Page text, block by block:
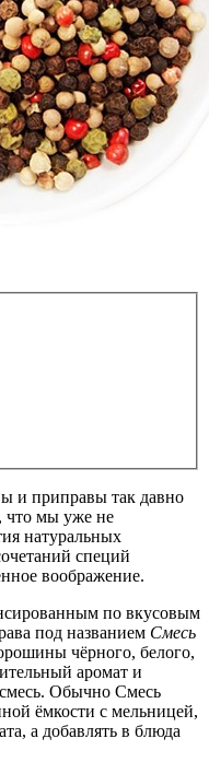
и приправы так давно
что мы уже не
натуральных
специй
воображение.
по вкусовым
под названием Смесь
чёрного, белого,
аромат и
Обычно Смесь
ёмкости с мельницей,
а добавлять в блюда